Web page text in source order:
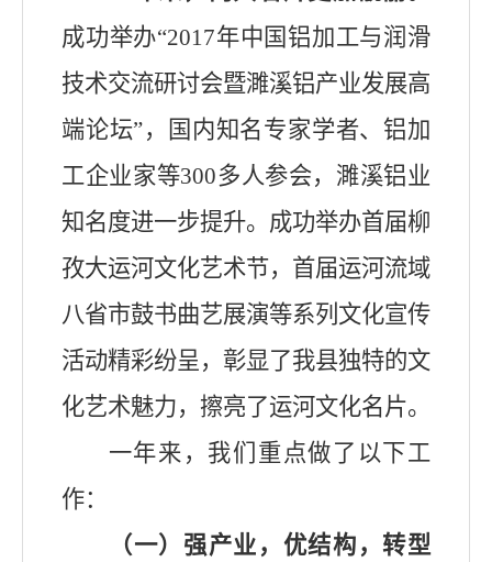
成功举办“2017年中国铝加工与润滑
技术交流研讨会暨濉溪铝产业发展高
端论坛”，
国内知名专家学者、铝加
工企业家等300多人参会，濉溪铝业
知名度进一步提升。成功举办首届柳
孜大运河文化艺术节，首届运河流域
八省市鼓书曲艺展演等系列文化宣传
活动精彩纷呈 ， 彰显了我县独特的文
化艺术魅力， 擦亮了运河文化名片。
一年来，我们重点做了以下工
作：
（一）强产业，优结构，转型